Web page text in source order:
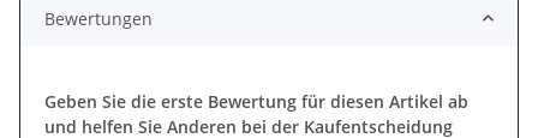
Bewertungen
Geben Sie die erste Bewertung für diesen Artikel ab
und helfen Sie Anderen bei der Kaufentscheidung